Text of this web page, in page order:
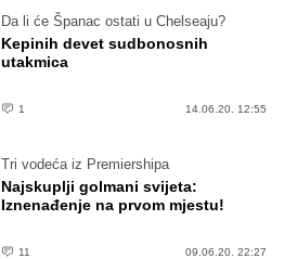
Da li će Španac ostati u Chelseaju?
Kepinih devet sudbonosnih
utakmica
1 14.06.20. 12:55
Tri vodeća iz Premiershipa
Najskuplji golmani svijeta:
Iznenađenje na prvom mjestu!
11 09.06.20. 22:27